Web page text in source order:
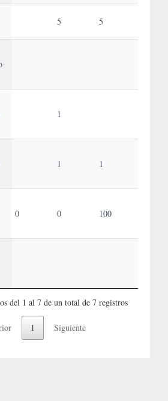
5 5
1
1 1
0 0 100
del 1 al 7 de un total de 7 registros
1 Siguiente